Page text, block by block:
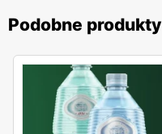
Podobne produkty